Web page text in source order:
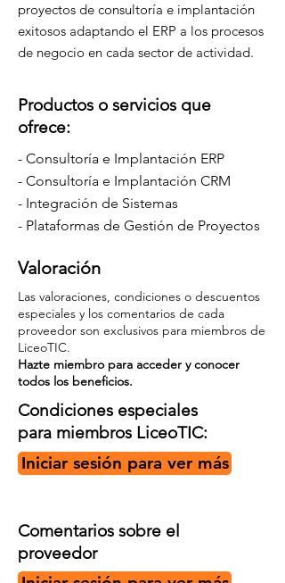
proyectos de consultoría e implantación
exitosos adaptando el ERP a los procesos
de negocio en cada sector de actividad.
Productos o servicios que
ofrece:
- Consultoría e Implantación ERP
- Consultoría e Implantación CRM
- Integración de Sistemas
- Plataformas de Gestión de Proyectos
Valoración
Las valoraciones, condiciones o descuentos
especiales y los comentarios de cada
proveedor son exclusivos para miembros de
LiceoTIC.
Hazte miembro para acceder y conocer
todos los beneficios.
Condiciones especiales
para miembros LiceoTIC:
Iniciar sesión para ver más
Comentarios sobre el
proveedor